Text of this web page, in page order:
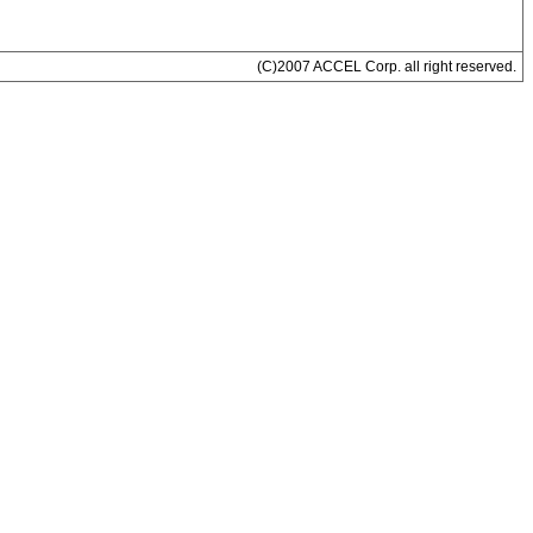
(C)2007 ACCEL Corp. all right reserved.